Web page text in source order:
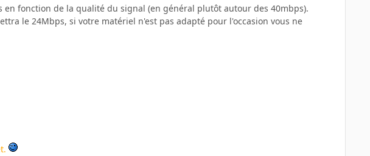
en fonction de la qualité du signal (en général plutôt autour des 40mbps).
le 24Mbps, si votre matériel n'est pas adapté pour l'occasion vous ne